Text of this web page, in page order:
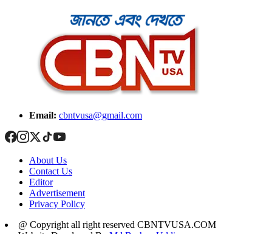
Email: cbntvusa@gmail.com
About Us
Contact Us
Editor
Advertisement
Privacy Policy
@ Copyright all right reserved CBNTVUSA.COM